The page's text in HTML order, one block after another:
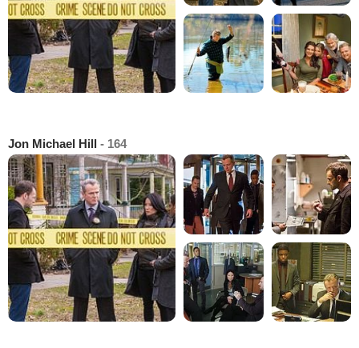
Jon Michael Hill - 164